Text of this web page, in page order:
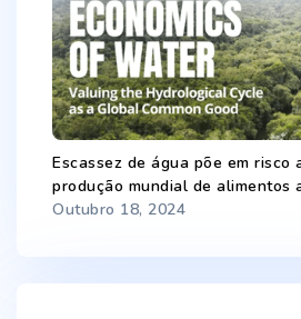
Escassez de água põe em risco
produção mundial de alimentos
Outubro 18, 2024